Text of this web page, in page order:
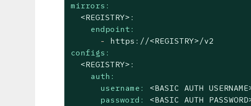
mirrors:
<REGISTRY>:
endpoint:
-
https://<REGISTRY>/v2
configs:
<REGISTRY>:
auth:
username:
<BASIC AUTH
password:
<BASIC AUTH